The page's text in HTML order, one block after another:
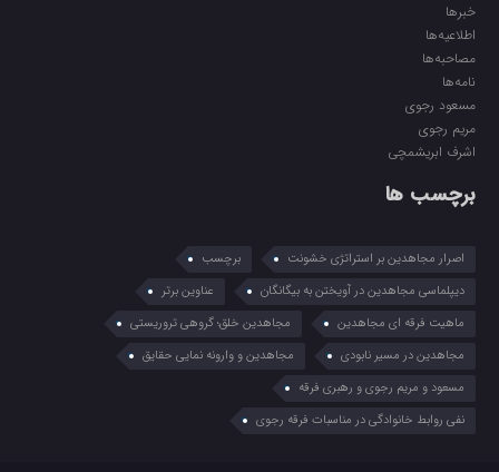
خبرها
اطلاعیه‌ها
مصاحبه‌ها
نامه‌ها
مسعود رجوی
مریم رجوی
اشرف ابریشمچی
برچسب ها
اصرار مجاهدین بر استراتژی خشونت
برچسب
دیپلماسی مجاهدین در آویختن به بیگانگان
عناوین برتر
ماهیت فرقه ای مجاهدین
مجاهدین خلق؛ گروهی تروریستی
مجاهدین در مسیر نابودی
مجاهدین و وارونه نمایی حقایق
مسعود و مریم رجوی و رهبری فرقه
نفی روابط خانوادگی در مناسبات فرقه رجوی